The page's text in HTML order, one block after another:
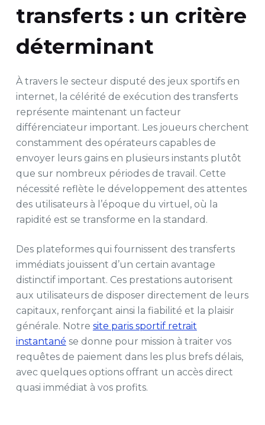
transferts : un critère
déterminant
À travers le secteur disputé des jeux sportifs en
internet, la célérité de exécution des transferts
représente maintenant un facteur
différenciateur important. Les joueurs cherchent
constamment des opérateurs capables de
envoyer leurs gains en plusieurs instants plutôt
que sur nombreux périodes de travail. Cette
nécessité reflète le développement des attentes
des utilisateurs à l’époque du virtuel, où la
rapidité est se transforme en la standard.
Des plateformes qui fournissent des transferts
immédiats jouissent d’un certain avantage
distinctif important. Ces prestations autorisent
aux utilisateurs de disposer directement de leurs
capitaux, renforçant ainsi la fiabilité et la plaisir
générale. Notre site paris sportif retrait
instantané se donne pour mission à traiter vos
requêtes de paiement dans les plus brefs délais,
avec quelques options offrant un accès direct
quasi immédiat à vos profits.